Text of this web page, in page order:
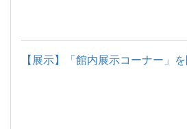
【展示】「館内展示コーナー」